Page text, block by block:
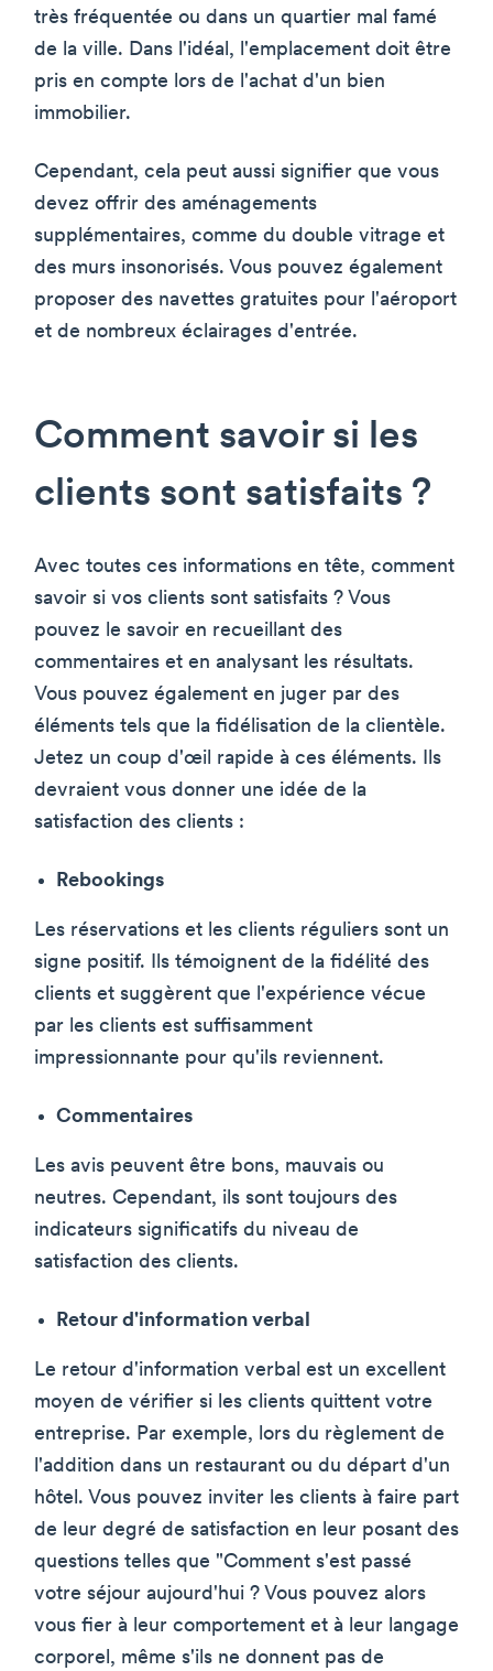
très fréquentée ou dans un quartier mal famé
de la ville. Dans l'idéal, l'emplacement doit être
pris en compte lors de l'achat d'un bien
immobilier.
Cependant, cela peut aussi signifier que vous
devez offrir des aménagements
supplémentaires, comme du double vitrage et
des murs insonorisés. Vous pouvez également
proposer des navettes gratuites pour l'aéroport
et de nombreux éclairages d'entrée.
Comment savoir si les
clients sont satisfaits ?
Avec toutes ces informations en tête, comment
savoir si vos clients sont satisfaits ? Vous
pouvez le savoir en recueillant des
commentaires et en analysant les résultats.
Vous pouvez également en juger par des
éléments tels que la fidélisation de la clientèle.
Jetez un coup d'œil rapide à ces éléments. Ils
devraient vous donner une idée de la
satisfaction des clients :
Rebookings
Les réservations et les clients réguliers sont un
signe positif. Ils témoignent de la fidélité des
clients et suggèrent que l'expérience vécue
par les clients est suffisamment
impressionnante pour qu'ils reviennent.
Commentaires
Les avis peuvent être bons, mauvais ou
neutres. Cependant, ils sont toujours des
indicateurs significatifs du niveau de
satisfaction des clients.
Retour d'information verbal
Le retour d'information verbal est un excellent
moyen de vérifier si les clients quittent votre
entreprise. Par exemple, lors du règlement de
l'addition dans un restaurant ou du départ d'un
hôtel. Vous pouvez inviter les clients à faire part
de leur degré de satisfaction en leur posant des
questions telles que "Comment s'est passé
votre séjour aujourd'hui ? Vous pouvez alors
vous fier à leur comportement et à leur langage
corporel, même s'ils ne donnent pas de